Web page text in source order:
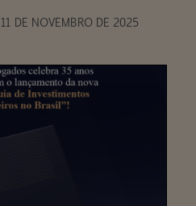
11 DE NOVEMBRO DE 2025